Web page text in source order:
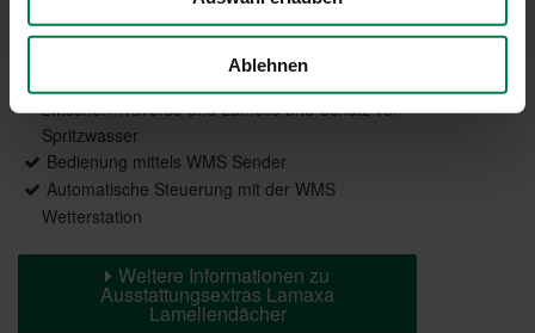
Ablehnen
als seitlicher Sicht- und Wetterschutz
zwischen Traverse und Lamelle und Schutz vor
Spritzwasser
Bedienung mittels WMS Sender
Automatische Steuerung mit der WMS
Wetterstation
Weitere Informationen zu
Ausstattungsextras Lamaxa
Lamellendächer